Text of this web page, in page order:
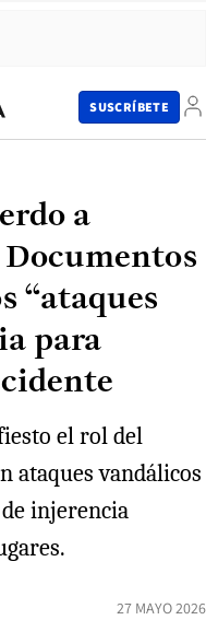
SUSCRÍBETE
a
Documentos
“ataques
para
el rol del
ataques vandálicos
injerencia
27 MAYO 2026